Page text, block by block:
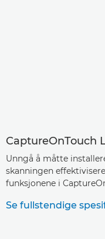
CaptureOnTouch
Unngå å måtte
skanningen
funksjonene i
Se fullstendige